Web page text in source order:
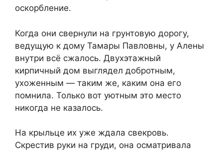
оскорбление.
Когда они свернули на грунтовую дорогу,
ведущую к дому Тамары Павловны, у Алены
внутри всё сжалось. Двухэтажный
кирпичный дом выглядел добротным,
ухоженным — таким же, каким она его
помнила. Только вот уютным это место
никогда не казалось.
На крыльце их уже ждала свекровь.
Скрестив руки на груди, она осматривала